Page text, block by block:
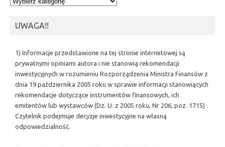
UWAGA!!
1) Informacje przedstawione na tej stronie internetowej są
prywatnymi opiniami autora i nie stanowią rekomendacji
inwestycyjnych w rozumieniu Rozporządzenia Ministra Finansów z
dnia 19 października 2005 roku w sprawie informacji stanowiących
rekomendacje dotyczące instrumentów finansowych, ich
emitentów lub wystawców (Dz. U. z 2005 roku, Nr 206, poz. 1715) .
Czytelnik podejmuje decyzje inwestycyjne na własną
odpowiedzialność.